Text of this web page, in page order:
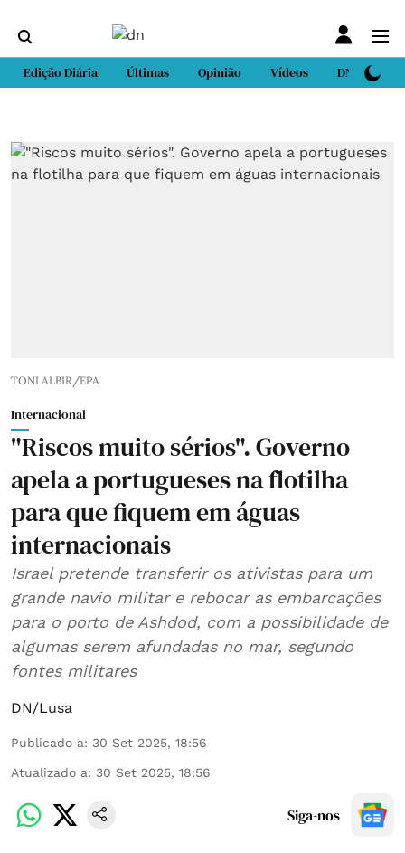
Edição Diária Últimas Opinião Vídeos DN Sport
TONI ALBIR/EPA
Internacional
"Riscos muito sérios". Governo
apela a portugueses na flotilha
para que fiquem em águas
internacionais
Israel pretende transferir os ativistas para um
grande navio militar e rebocar as embarcações
para o porto de Ashdod, com a possibilidade de
algumas serem afundadas no mar, segundo
fontes militares
DN/Lusa
Publicado a: 30 Set 2025, 18:56
Atualizado a: 30 Set 2025, 18:56
Siga-nos